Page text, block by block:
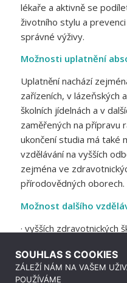
lékaře a aktivně se
životního stylu a
správné výživy.
Možnosti uplatnění
Uplatnění nachází
zařízeních, v lázeňských
školních jídelnách a v
zaměřených na přípravu
ukončení studia má také
vzdělávání na vyšších
zejména ve
přírodovědných oborech.
Možnost dalšího
· vyšších zdravotnických
· vysokých školách
bakalářský a
SOUHLAS S COOKIES
ZÁLEŽÍ NÁM NA VAŠEM
POUŽÍVÁME